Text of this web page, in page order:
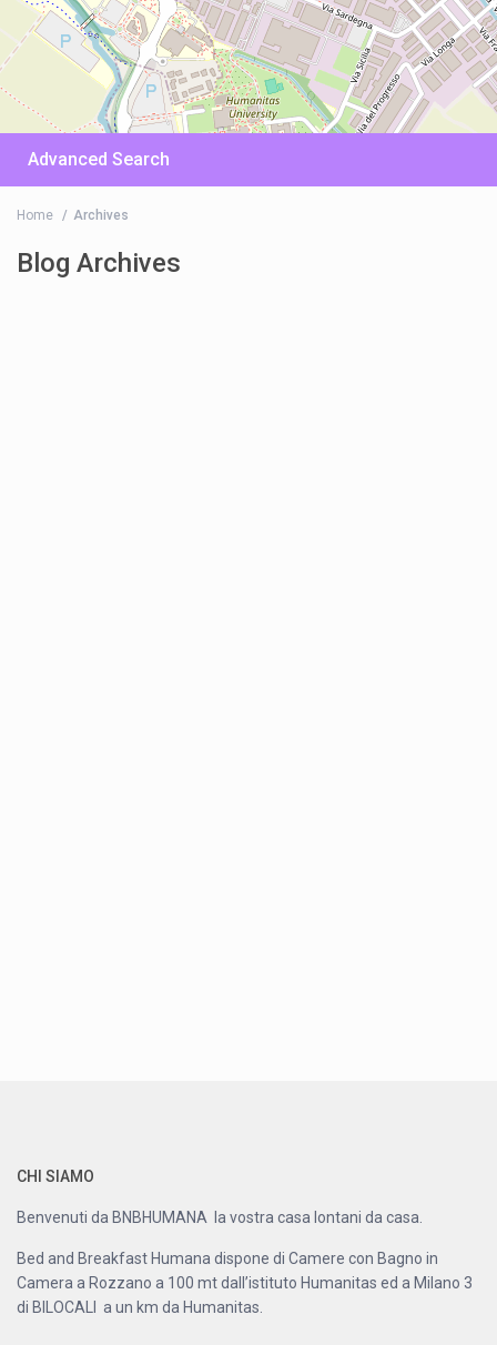
Advanced Search
Home Archives
Blog Archives
CHI SIAMO
Benvenuti da BNBHUMANA la vostra casa lontani da casa.
Bed and Breakfast Humana dispone di Camere con Bagno in
Camera a Rozzano a 100 mt dall’istituto Humanitas ed a Milano 3
di BILOCALI a un km da Humanitas.